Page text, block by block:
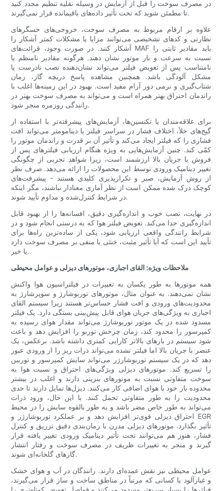
در مصرف سوخت را قبل از آزمایش در وسیله نقلیه تنظیم مجدد کنید
تا مطمئن شوید که تحت تأثیر داده‌های باقیمانده قرار نمی‌گیرند.
علاوه بر ارقام مربوط به مصرف سوخت، خروجی‌های حسگرهای
نظارتی و کدهای تشخیصی می‌توانند مزایا یا مشکلات کمتر آشکار را
آشکار کنند. در صورت وجود، قرائت‌های MAF باید مقادیر ثابتی را
نسبت به سرعت و بار موتور نشان دهند. هرگونه مقادیر نامنظم یا
نامتناسب پس از تعویض فیلتر می‌تواند نشان‌دهنده نصب نادرست یا
مشکل آلودگی باشد. همچنین مشاهده پاسخ دریچه گاز، زمان
شتاب‌گیری و نرمی دور آرام مفید است. بهبود در این زمینه‌ها اغلب با
راندمان احتراق بهتر همراه است و می‌تواند به مصرف سوخت بهتر در
رانندگی روزمره منجر شود.
برای علاقه‌مندان یا تکنسین‌ها، آزمایش‌های پیشرفته‌تر با استفاده از
گیج‌های خلأ، اختلاف فشار در سراسر فیلتر یا دینامومتر می‌تواند افت
فشاری را که فیلتر ایجاد می‌کند و تأثیر آن بر قدرت و راندمان موتور را
کمّی کند. چنین آزمایش‌هایی به ویژه هنگام ارزیابی فیلترهای پس از
فروش یا جریان بالا ارزشمند است، زیرا شواهد تجربی از چگونگی
تغییر دینامیک ورودی توسط این محصولات را ارائه می‌دهد. صرف نظر
از روش آزمایش، صبر و تکرارپذیری کلیدی هستند - پیشرفت‌های
کوچک درک شده ممکن است از نظر آماری معنادار نباشند، مگر اینکه
در شرایط کنترل‌شده و مداوم تأیید شوند.
در نهایت، نصب خوب و اندازه‌گیری دقیق، افسانه‌ها را از بهبود قابل
اندازه‌گیری جدا می‌کند. تعویض فیلتر هوا که به درستی انجام شود و در
شرایط رانندگی واقعی ارزیابی شود، یکی از ساده‌ترین راه‌ها برای
تأیید این است که آیا تأثیر مثبت، خنثی یا منفی بر مصرف سوخت دارد
یا خیر.
ملاحظات ویژه: القای اجباری، موتورهای دیزلی و عوامل محیطی
همه موتورها به طور یکسان به تغییرات در فیلتراسیون هوا واکنش
نشان نمی‌دهند. به عنوان مثال، موتورهای توربوشارژ و سوپرشارژ به
محدودیت‌های ورودی و افت فشار حساس‌تر هستند زیرا سیستم القای
اجباری به ویژگی‌های جریان هوای قابل پیش‌بینی بستگی دارد. یک فیلتر
مسدود شده در یک موتور توربوشارژ می‌تواند مقدار هوای رسیده به
کمپرسور را محدود کند، زمان چرخش توربو را افزایش دهد و باعث
شود سیستم در بارهای بالاتر کارایی کمتری داشته باشد. برعکس، یک
عنصر با جریان بالا اما فیلتر نشده می‌تواند ذرات ریز را از ورودی عبور
دهد که در یک سیستم توربوشارژر می‌تواند سایش کمپرسور و توربین
را تسریع کند. موتورهای دیزلی ویژگی‌های احتراق و نسبت هوا به
سوخت متفاوتی نسبت به موتورهای بنزینی دارند و اغلب در بیشتر
محدوده بار خود با هوای اضافی کار می‌کنند. دیزل‌ها تمایل دارند تا حدی
محدودیت را به طور متفاوتی تحمل کنند. با این حال، ورود ذرات
می‌تواند به طور خاص مضر باشد و به طور بالقوه سایش را در محیط
احتراق دیزلی قوی‌تر افزایش دهد و بر عملکرد توربوشارژر و EGR
تأثیر بگذارد. موتورهای دیزلی مدرن با زمان‌بندی دقیق تزریق و کنترل
فشار، هنوز هم می‌توانند تحت تأثیر دینامیک ورودی تغییر یافته قرار
گیرند و منجر به تغییرات ظریف در مصرف سوخت و رفتار انتشار
گازهای گلخانه‌ای شوند.
عوامل محیطی نیز نقش عمده‌ای دارند. رانندگان در آب و هوای خشک
و غبارآلود یا کسانی که مرتباً در مناطق ساخت و ساز قرار می‌گیرند،